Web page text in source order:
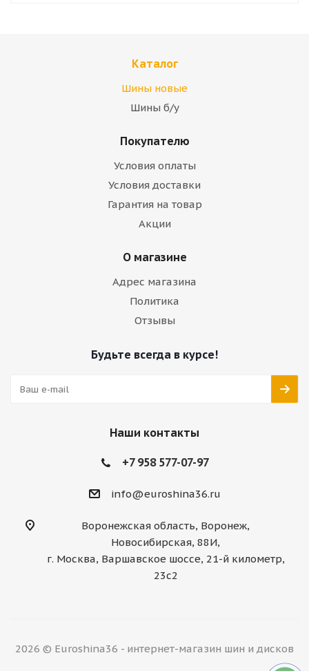
Каталог
Шины новые
Шины б/у
Покупателю
Условия оплаты
Условия доставки
Гарантия на товар
Акции
О магазине
Адрес магазина
Политика
Отзывы
Будьте всегда в курсе!
Наши контакты
+7 958 577-07-97
info@euroshina36.ru
Воронежская область, Воронеж,
Новосибирская, 88И,
г. Москва, Варшавское шоссе, 21-й километр,
23с2
2026 © Euroshina36 - интернет-магазин шин и дисков